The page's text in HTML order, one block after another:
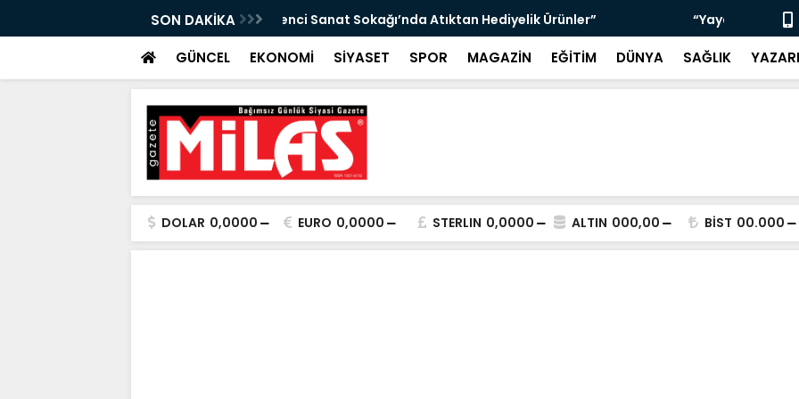
SON DAKİKA
Atıktan Hediyelik Ürünler” “Yaya Güvenliği İçin Zabıta Denetimleri Devam Ediyor” "Bir
GÜNCEL EKONOMİ SİYASET SPOR MAGAZİN EĞİTİM DÜNYA SAĞLIK
DOLAR 0,0000 EURO 0,0000 STERLIN 0,0000 ALTIN 000,00 BİST 00.000